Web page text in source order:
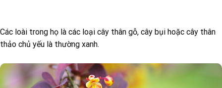
Các loài trong họ là các loại cây thân gỗ, cây bụi hoặc cây thân
thảo chủ yếu là thường xanh.